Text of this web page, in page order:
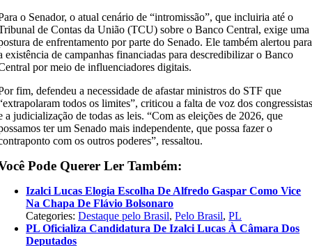
o Senador, o atual cenário de “intromissão”, que incluiria até o
de Contas da União (TCU) sobre o Banco Central, exige uma
de enfrentamento por parte do Senado. Ele também alertou para
existência de campanhas financiadas para descredibilizar o Banco
por meio de influenciadores digitais.
fim, defendeu a necessidade de afastar ministros do STF que
todos os limites”, criticou a falta de voz dos
a judicialização de todas as leis. “Com as eleições de 2026, que
ter um Senado mais independente, que possa fazer o
com os outros poderes”, ressaltou.
Pode Querer Ler Também:
Izalci Lucas Elogia Escolha De Alfredo Gaspar Como Vice
Na Chapa De Flávio Bolsonaro
Categories:Destaque pelo Brasil,Pelo Brasil,PL
PL Oficializa Candidatura De Izalci Lucas À Câmara Dos
Deputados